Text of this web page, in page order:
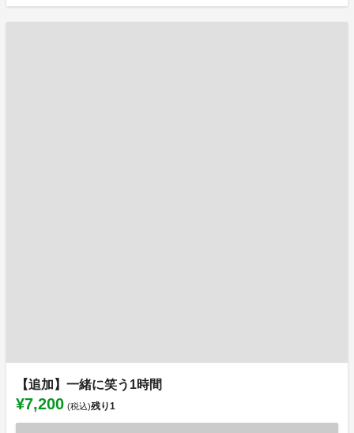
【追加】一緒に笑う1時間
¥7,200 (税込)残り1